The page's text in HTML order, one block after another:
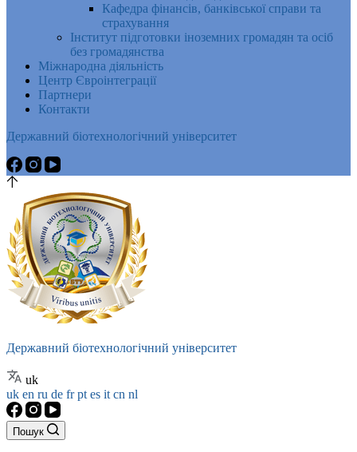
Кафедра фінансів, банківської справи та
страхування
Інститут підготовки іноземних громадян та осіб
без громадянства
Міжнародна діяльність
Центр Євроінтеграції
Партнери
Контакти
Державний біотехнологічний університет
Державний біотехнологічний університет
uk
uk en ru de frpt es it cn nl
Пошук